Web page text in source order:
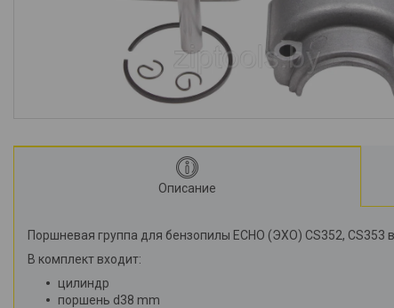
Описание
Поршневая группа для бензопилы ECHO (ЭХО) CS352, CS353
В комплект входит:
цилиндр
поршень d38 mm